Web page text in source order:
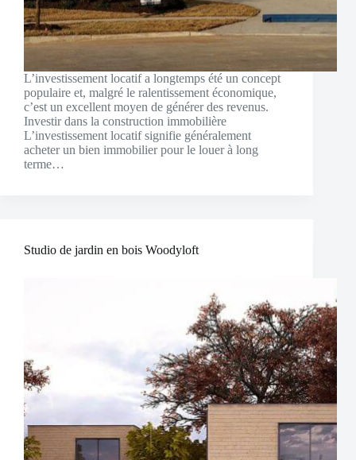
L’investissement locatif a longtemps été un concept
populaire et, malgré le ralentissement économique,
c’est un excellent moyen de générer des revenus.
Investir dans la construction immobilière
L’investissement locatif signifie généralement
acheter un bien immobilier pour le louer à long
terme…
Studio de jardin en bois Woodyloft